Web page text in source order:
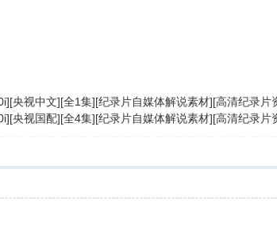
央视中文][全1集][纪录片自媒体解说素材][高清纪录
央视国配][全4集][纪录片自媒体解说素材][高清纪录